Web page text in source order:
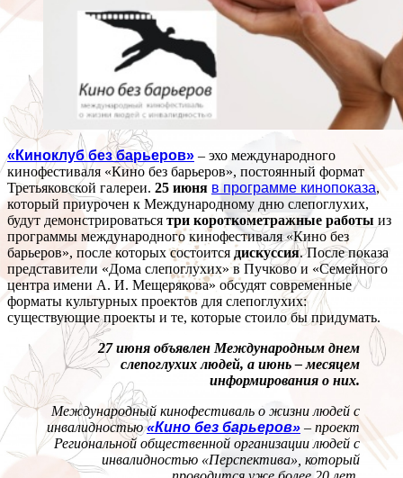
«Киноклуб без барьеров» – эхо международного
кинофестиваля «Кино без барьеров», постоянный формат
Третьяковской галереи. 25 июня в программе кинопоказа,
который приурочен к Международному дню слепоглухих,
будут демонстрироваться три короткометражные работы из
программы международного кинофестиваля «Кино без
барьеров», после которых состоится дискуссия. После показа
представители «Дома слепоглухих» в Пучково и «Семейного
центра имени А. И. Мещерякова» обсудят современные
форматы культурных проектов для слепоглухих:
существующие проекты и те, которые стоило бы придумать.
27 июня объявлен Международным днем
слепоглухих людей, а июнь – месяцем
информирования о них.
Международный кинофестиваль о жизни людей с
инвалидностью«Кино без барьеров» –проект
Региональной общественной организации людей с
инвалидностью «Перспектива», который